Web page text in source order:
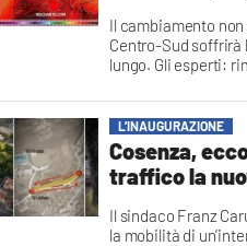
peggio
Il cambiamento
Centro-Sud soffrirà
lungo. Gli esperti:
Redazione
L’INAUGURAZIONE
Cosenza,
traffico la
Il sindaco Franz
la mobilità di